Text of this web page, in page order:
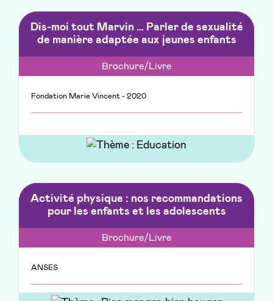
Dis-moi tout Marvin … Parler de sexualité
de manière adaptée aux jeunes enfants
Brochure/Livre
Fondation Marie Vincent - 2020
Activité physique : nos recommandations
pour les enfants et les adolescents
Brochure/Livre
ANSES